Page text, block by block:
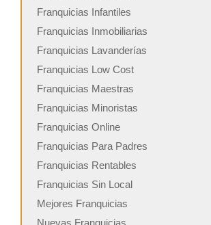
Franquicias Infantiles
Franquicias Inmobiliarias
Franquicias Lavanderías
Franquicias Low Cost
Franquicias Maestras
Franquicias Minoristas
Franquicias Online
Franquicias Para Padres
Franquicias Rentables
Franquicias Sin Local
Mejores Franquicias